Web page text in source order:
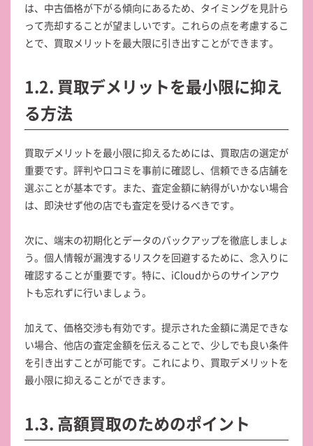
は、中古価格が下がる傾向にあるため、タイミングを見計ら
って売却することが望ましいです。これらの点を考慮するこ
とで、買取メリットを最大限に引き出すことができます。
1.2. 買取デメリットを最小限に抑え
る方法
買取デメリットを最小限に抑えるためには、買取店の選定が
重要です。評判や口コミを事前に確認し、信頼できる店舗を
選ぶことが基本です。また、査定金額に納得がいかない場合
は、即決せず他の店でも査定を受けるべきです。
次に、端末の初期化とデータのバックアップを徹底しましょ
う。個人情報が漏洩するリスクを回避するために、念入りに
確認することが重要です。特に、iCloudからのサインアウ
トも忘れずに行いましょう。
加えて、価格交渉も有効です。提示された金額に満足できな
い場合、他店の査定金額を伝えることで、少しでも良い条件
を引き出すことが可能です。これにより、買取デメリットを
最小限に抑えることができます。
1.3. 高額買取のためのポイント